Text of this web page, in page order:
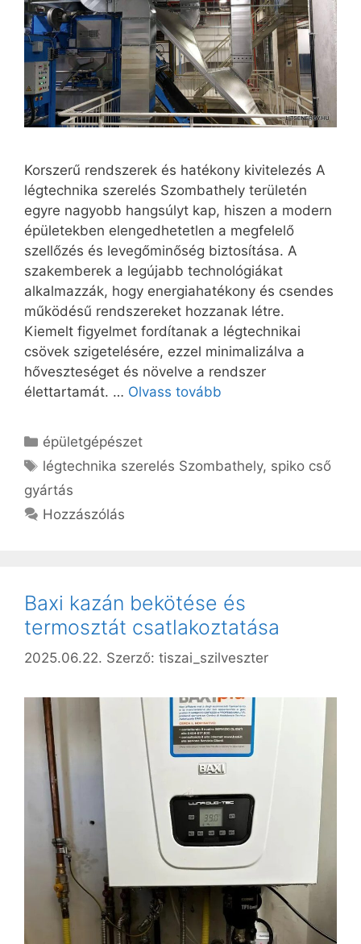
Korszerű rendszerek és hatékony kivitelezés A
légtechnika szerelés Szombathely területén
egyre nagyobb hangsúlyt kap, hiszen a modern
épületekben elengedhetetlen a megfelelő
szellőzés és levegőminőség biztosítása. A
szakemberek a legújabb technológiákat
alkalmazzák, hogy energiahatékony és csendes
működésű rendszereket hozzanak létre.
Kiemelt figyelmet fordítanak a légtechnikai
csövek szigetelésére, ezzel minimalizálva a
hőveszteséget és növelve a rendszer
élettartamát. … Olvass tovább
Kategória
épületgépészet
Címkék
légtechnika szerelés Szombathely, spiko cső
gyártás
Hozzászólás
Baxi kazán bekötése és
termosztát csatlakoztatása
2025.06.22. Szerző: tiszai_szilveszter